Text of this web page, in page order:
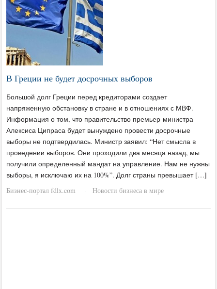
В Греции не будет досрочных выборов
Большой долг Греции перед кредиторами создает
напряженную обстановку в стране и в отношениях с МВФ.
Информация о том, что правительство премьер-министра
Алексиса Ципраса будет вынуждено провести досрочные
выборы не подтвердилась. Министр заявил: “Нет смысла в
проведении выборов. Они проходили два месяца назад, мы
получили определенный мандат на управление. Нам не нужны
выборы, я исключаю их на 100%”. Долг страны превышает […]
Бизнес-портал fdlx.com
· Новости бизнеса в мире